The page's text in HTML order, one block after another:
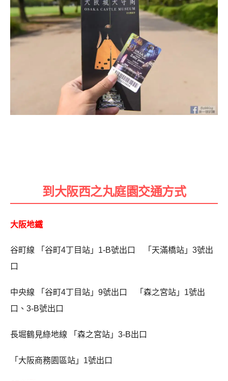
到大阪西之丸庭園交通方式
大阪地鐵
谷町線 「谷町4丁目站」1-B號出口 「天滿橋站」3號出
口
中央線 「谷町4丁目站」9號出口 「森之宮站」1號出
口、3-B號出口
長堀鶴見綠地線 「森之宮站」3-B出口
「大阪商務園區站」1號出口